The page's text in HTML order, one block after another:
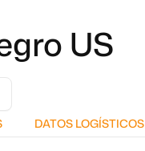
US
DATOS LOGÍSTICOS